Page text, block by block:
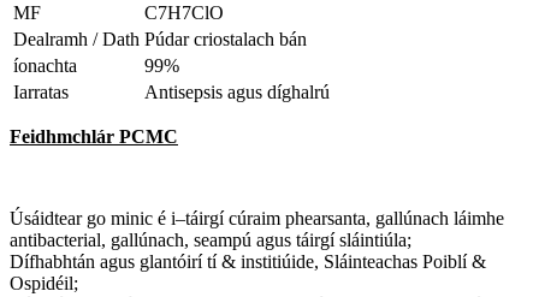
MF
C7H7ClO
Dealramh / Dath Púdar criostalach bán
íonachta
99%
Iarratas
Antisepsis agus díghalrú
Feidhmchlár PCMC
Úsáidtear go minic é i–táirgí cúraim phearsanta, gallúnach láimhe
antibacterial, gallúnach, seampú agus táirgí sláintiúla;
Dífhabhtán agus glantóirí tí & institiúide, Sláinteachas Poiblí &
Ospidéil;